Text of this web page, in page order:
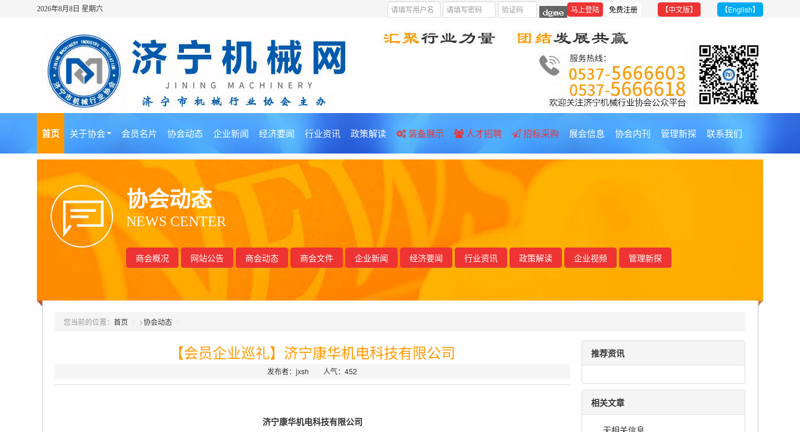
【中文版】 【English】
2026年8月8日 星期六
首页 关于协会 会员名片 协会动态 企业新闻 经济要闻 行业资讯 政策解读 装备展示 人才招聘 招标采购 展会信息 协会内刊 管理新探 联系我们
协会动态
NEWS CENTER
商会概况 网站公告 商会动态 商会文件 企业新闻 经济要闻 行业资讯 政策解读 企业视频 管理新探
您当前的位置： 首页 >协会动态
【会员企业巡礼】济宁康华机电科技有限公司
发布者：jxsh 人气： 452
济宁康华机电科技有限公司
推荐资讯
相关文章
无相关信息